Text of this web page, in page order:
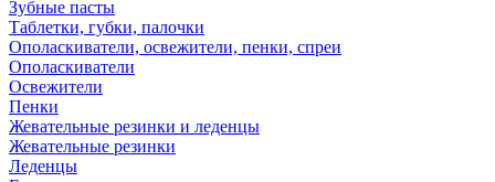
Зубные пасты
Таблетки, губки, палочки
Ополаскиватели, освежители, пенки, спреи
Ополаскиватели
Освежители
Пенки
Жевательные резинки и леденцы
Жевательные резинки
Леденцы